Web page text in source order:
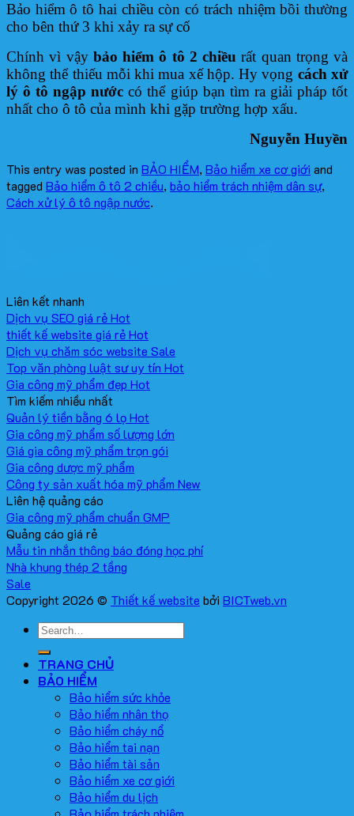
Bảo hiểm ô tô hai chiều còn có trách nhiệm bồi thường
cho bên thứ 3 khi xảy ra sự cố
Chính vì vậy bảo hiểm ô tô 2 chiều rất quan trọng và
không thể thiếu mỗi khi mua xế hộp. Hy vọng cách xử
lý ô tô ngập nước có thể giúp bạn tìm ra giải pháp tốt
nhất cho ô tô của mình khi gặp trường hợp xấu.
Nguyễn Huyền
This entry was posted in BẢO HIỂM,Bảo hiểm xe cơ giới and
tagged Bảo hiểm ô tô 2 chiều,bảo hiểm trách nhiệm dân sự,
Cách xử lý ô tô ngập nước.
Liên kết nhanh
Dịch vụ SEO giá rẻ
thiết kế website giá rẻ
Dịch vụ chăm sóc website
Top văn phòng luật sư uy tín
Gia công mỹ phẩm đẹp
Tìm kiếm nhiều nhất
Quản lý tiền bằng 6 lọ
Gia công mỹ phẩm số lượng lớn
Giá gia công mỹ phẩm trọn gói
Gia công dược mỹ phẩm
Công ty sản xuất hóa mỹ phẩm
Liên hệ quảng cáo
Gia công mỹ phẩm chuẩn GMP
Quảng cáo giá rẻ
Mẫu tin nhắn thông báo đóng học phí
Nhà khung thép 2 tầng
Copyright 2026 © Thiết kế website bởi BICTweb.vn
TRANG CHỦ
BẢO HIỂM
Bảo hiểm sức khỏe
Bảo hiểm nhân thọ
Bảo hiểm cháy nổ
Bảo hiểm tai nạn
Bảo hiểm tài sản
Bảo hiểm xe cơ giới
Bảo hiểm du lịch